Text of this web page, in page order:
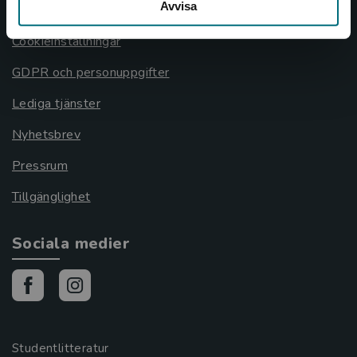
Avvisa
Cookieinställningar
GDPR och personuppgifter
Lediga tjänster
Nyhetsbrev
Pressrum
Tillgänglighet
Sociala medier
Studentlitteratur